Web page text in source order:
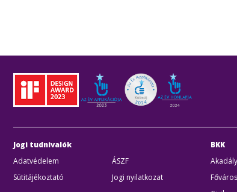
Jogi tudnivalók
Adatvédelem
ÁSZF
Sütitájékoztató
Jogi nyilatkozat
BKK